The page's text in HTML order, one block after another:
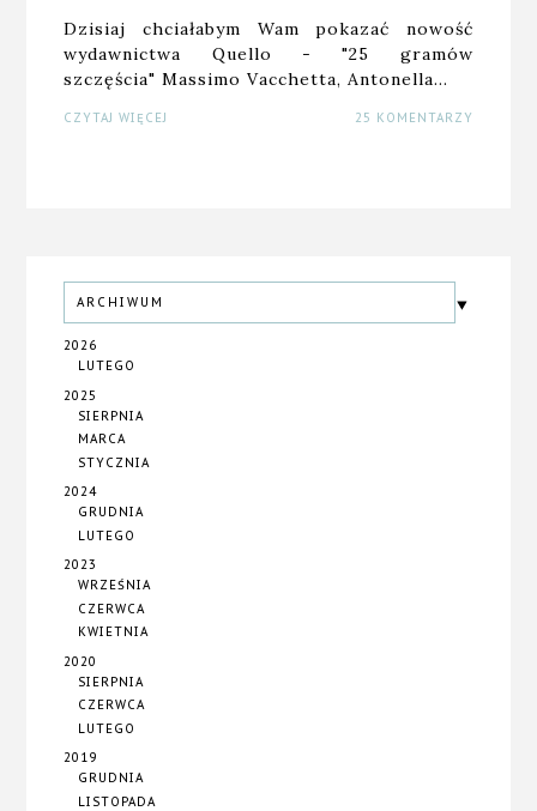
Dzisiaj chciałabym Wam pokazać nowość
wydawnictwa Quello - "25 gramów
szczęścia" Massimo Vacchetta, Antonella…
CZYTAJ WIĘCEJ 25 KOMENTARZY
ARCHIWUM
2026
LUTEGO
2025
SIERPNIA
MARCA
STYCZNIA
2024
GRUDNIA
LUTEGO
2023
WRZEŚNIA
CZERWCA
KWIETNIA
2020
SIERPNIA
CZERWCA
LUTEGO
2019
GRUDNIA
LISTOPADA